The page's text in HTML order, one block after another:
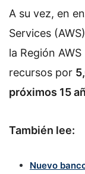
A su vez, en
Services
la Región
recursos por
próximos 15
También lee:
Nuevo